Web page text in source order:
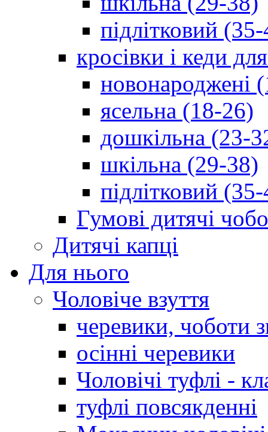
підлітковий
кросівки і кеди
новонароджені
ясельна (18-26)
дошкільна (23-
шкільна (29-38)
підлітковий
Гумові дитячі
Дитячі капці
Для нього
Чоловіче взуття
черевики, чоботи
осінні черевики
Чоловічі туфлі -
туфлі повсякденні